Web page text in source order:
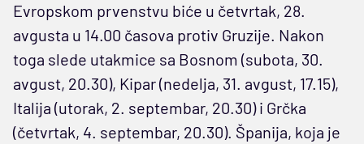
Evropskom prvenstvu biće u četvrtak, 28.
avgusta u 14.00 časova protiv Gruzije. Nakon
toga slede utakmice sa Bosnom (subota, 30.
avgust, 20.30), Kipar (nedelja, 31. avgust, 17.15),
Italija (utorak, 2. septembar, 20.30) i Grčka
(četvrtak, 4. septembar, 20.30). Španija, koja je